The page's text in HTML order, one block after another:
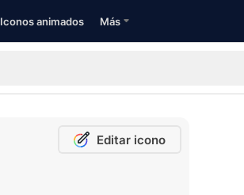
Iconos animados Más
Editar icono